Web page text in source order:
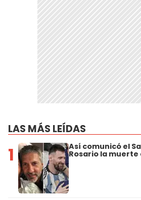
LAS MÁS LEÍDAS
1 Así comunicó el
Rosario la muerte